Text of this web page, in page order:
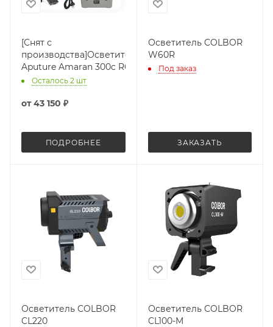
[Снят с
производства]Осветитель
Aputure Amaran 300c RGB
Осталось 2 шт
от43 150 ₽
ПОДРОБНЕЕ
Осветитель COLBOR
W60R
Под заказ
ЗАКАЗАТЬ
Осветитель COLBOR
CL220
Осветитель COLBOR
CL100-M